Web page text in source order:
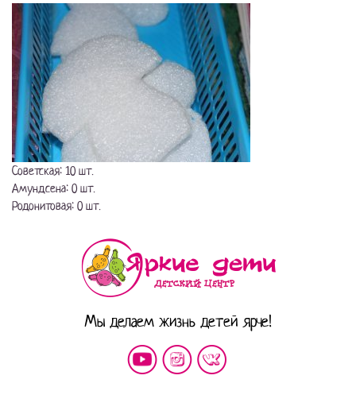
Советская: 10 шт.
Амундсена: 0 шт.
Родонитовая: 0 шт.
Мы делаем жизнь детей ярче!